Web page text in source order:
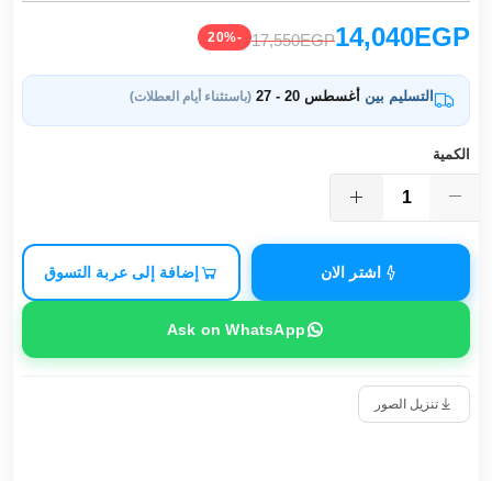
14,040EGP
17,550EGP
-20%
التسليم بين أغسطس 20 - 27 (باستثناء أيام العطلات)
الكمية
اشتر الان إضافة إلى عربة التسوق
Ask on WhatsApp
تنزيل الصور